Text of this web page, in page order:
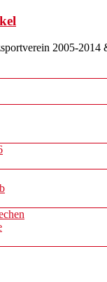
2005-2014